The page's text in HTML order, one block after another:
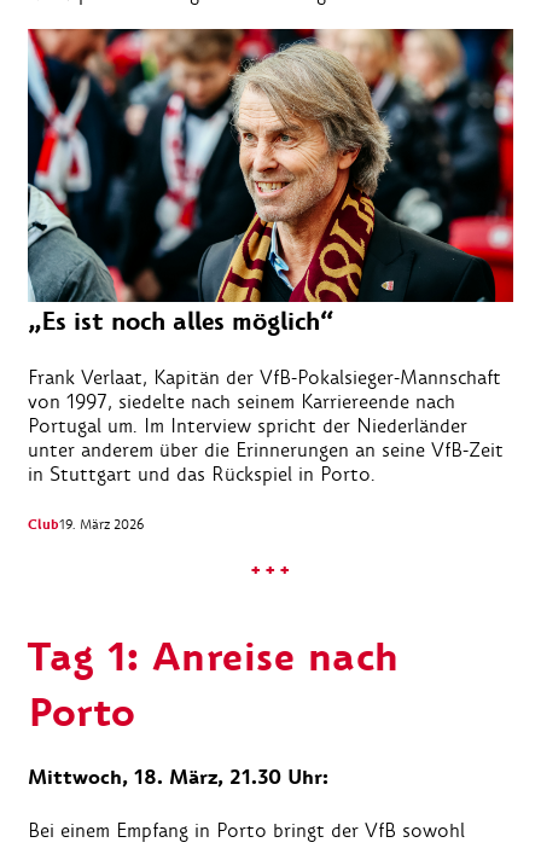
„Es ist noch alles möglich“
Frank Verlaat, Kapitän der VfB-Pokalsieger-Mannschaft
von 1997, siedelte nach seinem Karriereende nach
Portugal um. Im Interview spricht der Niederländer
unter anderem über die Erinnerungen an seine VfB-Zeit
in Stuttgart und das Rückspiel in Porto.
Club19. März 2026
+ + +
Tag 1: Anreise nach
Porto
Mittwoch, 18. März, 21.30 Uhr:
Bei einem Empfang in Porto bringt der VfB sowohl